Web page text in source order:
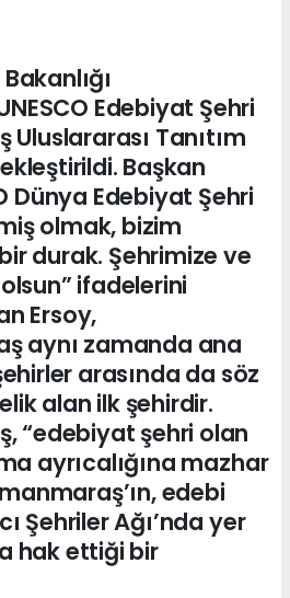
Edebiyat Şehri
Tanıtım
Başkan
Dünya Edebiyat Şehri
olmak, bizim
durak. Şehrimize ve
ifadelerini
Ersoy,
aynı zamanda ana
arasında da söz
alan ilk şehirdir.
“edebiyat şehri olan
ayrıcalığına mazhar
edebi
Şehriler Ağı’nda yer
hak ettiği bir